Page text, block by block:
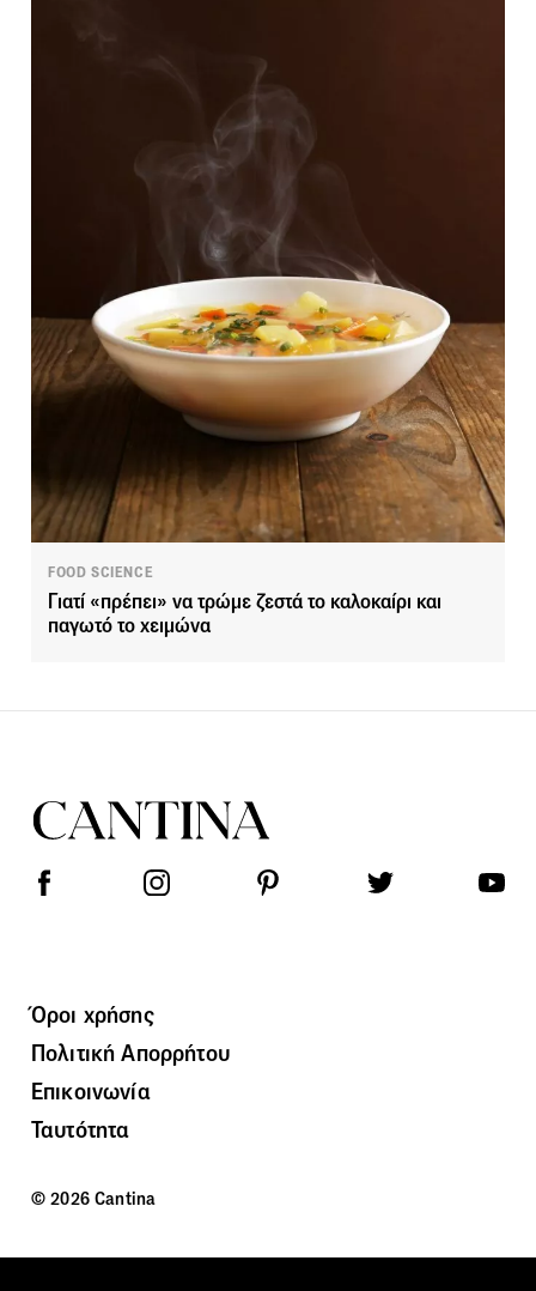
FOOD SCIENCE
Γιατί «πρέπει» να τρώμε ζεστά το καλοκαίρι και
παγωτό το χειμώνα
Όροι χρήσης
Πολιτική Απορρήτου
Επικοινωνία
Ταυτότητα
© 2026 Cantina